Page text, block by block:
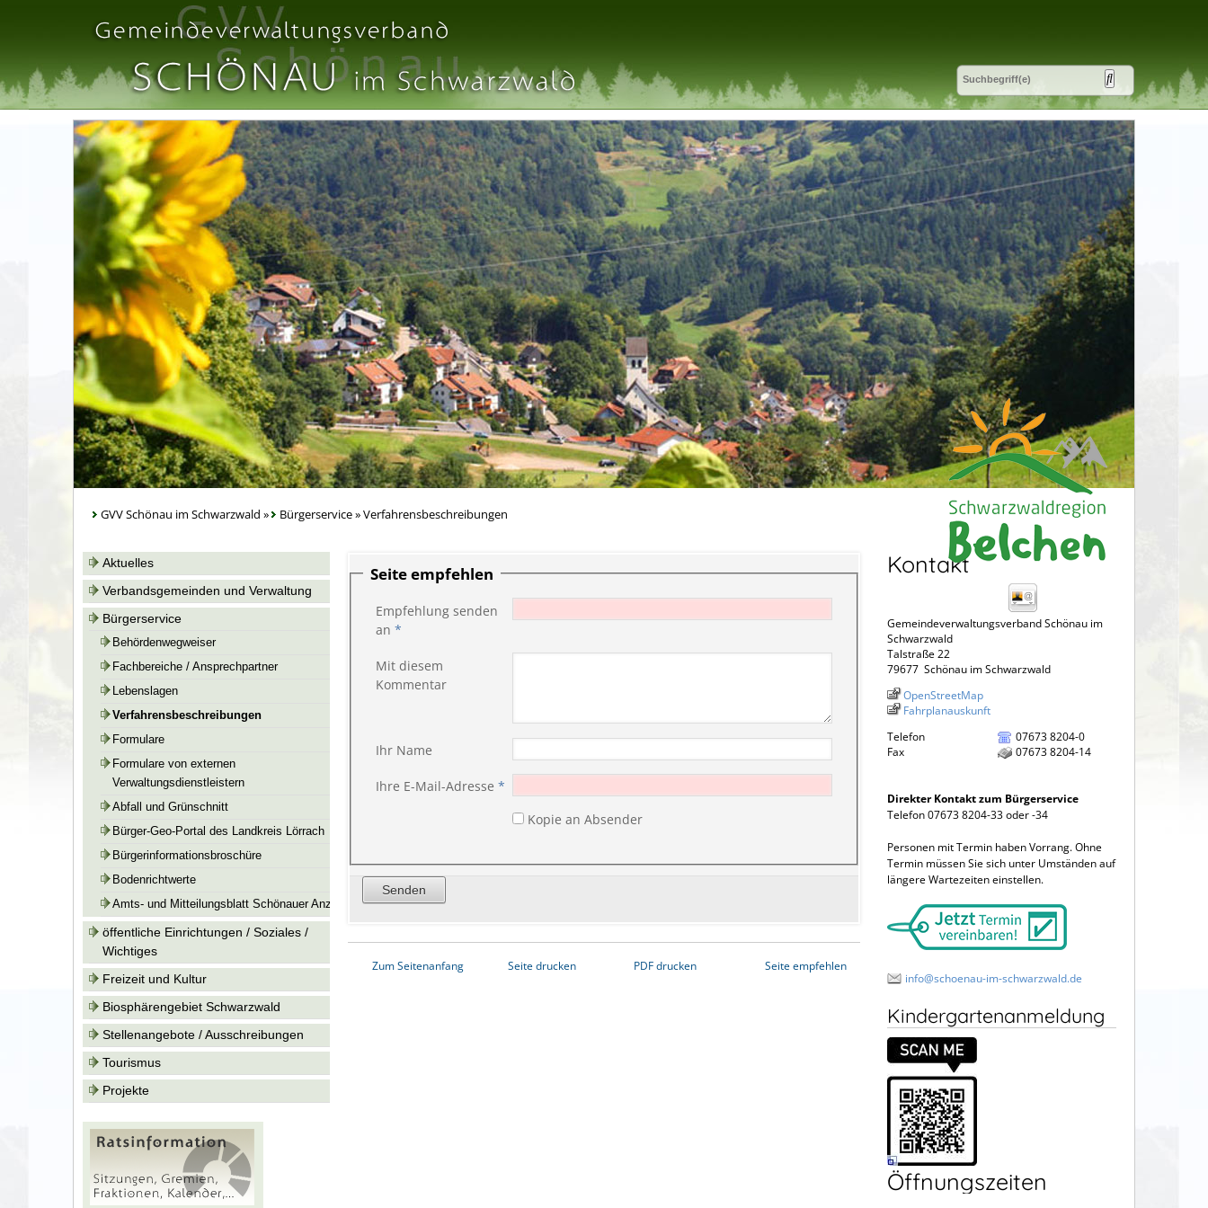
GVV Schönau im Schwarzwald » Bürgerservice»Verfahrensbeschreibungen
Aktuelles
Verbandsgemeinden und Verwaltung
Bürgerservice
Behördenwegweiser
Fachbereiche / Ansprechpartner
Lebenslagen
Verfahrensbeschreibungen
Formulare
Formulare von externen
Verwaltungsdienstleistern
Abfall und Grünschnitt
Bürger-Geo-Portal des Landkreis Lörrach
Bürgerinformationsbroschüre
Bodenrichtwerte
Amts- und Mitteilungsblatt Schönauer Anzeiger
öffentliche Einrichtungen / Soziales /
Wichtiges
Freizeit und Kultur
Biosphärengebiet Schwarzwald
Stellenangebote / Ausschreibungen
Tourismus
Projekte
Seite empfehlen
Empfehlung senden
an *
Mit diesem
Kommentar
Ihr Name
Ihre E-Mail-Adresse *
Kopie an Absender
Zum Seitenanfang Seite drucken PDF drucken Seite empfehlen
Kontakt
Gemeindeverwaltungsverband Schönau im
Schwarzwald
Talstraße 22
79677 Schönau im Schwarzwald
OpenStreetMap
Fahrplanauskunft
Telefon
07673 8204-0
Fax
07673 8204-14
Direkter Kontakt zum Bürgerservice
Telefon 07673 8204-33 oder -34
Personen mit Termin haben Vorrang. Ohne
Termin müssen Sie sich unter Umständen auf
längere Wartezeiten einstellen.
info@schoenau-im-schwarzwald.de
Kindergartenanmeldung
Öffnungszeiten